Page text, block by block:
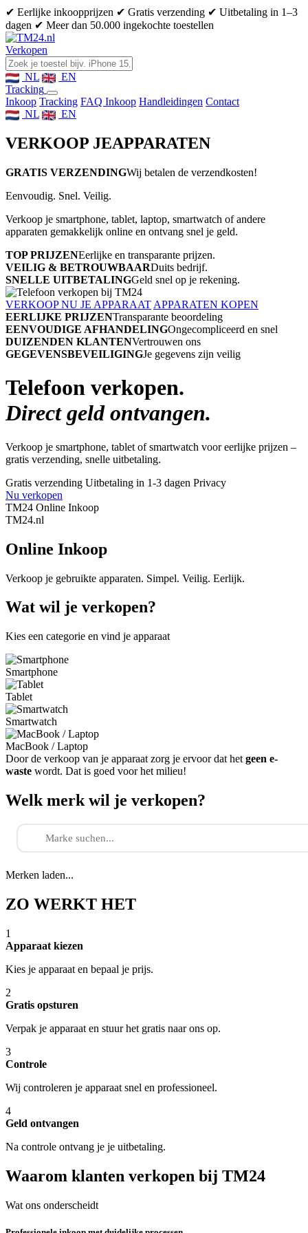
✔ Eerlijke inkoopprijzen ✔ Gratis verzending ✔ Uitbetaling in 1–3
dagen ✔ Meer dan 50.000 ingekochte toestellen
Verkopen
NL
EN
Tracking
Inkoop Tracking FAQ Inkoop Handleidingen Contact
NL
EN
VERKOOP JEAPPARATEN
GRATIS VERZENDINGWij betalen de verzendkosten!
Eenvoudig. Snel. Veilig.
Verkoop je smartphone, tablet, laptop, smartwatch of andere
apparaten gemakkelijk online en ontvang snel je geld.
TOP PRIJZENEerlijke en transparante prijzen.
VEILIG & BETROUWBAARDuits bedrijf.
SNELLE UITBETALINGGeld snel op je rekening.
VERKOOP NU JE APPARAAT APPARATEN KOPEN
EERLIJKE PRIJZENTransparante beoordeling
EENVOUDIGE AFHANDELINGOngecompliceerd en snel
DUIZENDEN KLANTENVertrouwen ons
GEGEVENSBEVEILIGINGJe gegevens zijn veilig
Telefoon verkopen.
Direct geld ontvangen.
Verkoop je smartphone, tablet of smartwatch voor eerlijke prijzen –
gratis verzending, snelle uitbetaling.
Gratis verzending Uitbetaling in 1-3 dagen Privacy
Nu verkopen
TM24 Online Inkoop
TM24.nl
Online Inkoop
Verkoop je gebruikte apparaten. Simpel. Veilig. Eerlijk.
Wat wil je verkopen?
Kies een categorie en vind je apparaat
Smartphone
Tablet
Smartwatch
MacBook / Laptop
Door de verkoop van je apparaat zorg je ervoor dat het geen e-
waste wordt. Dat is goed voor het milieu!
Welk merk wil je verkopen?
Merken laden...
ZO WERKT HET
1
Apparaat kiezen
Kies je apparaat en bepaal je prijs.
2
Gratis opsturen
Verpak je apparaat en stuur het gratis naar ons op.
3
Controle
Wij controleren je apparaat snel en professioneel.
4
Geld ontvangen
Na controle ontvang je je uitbetaling.
Waarom klanten verkopen bij TM24
Wat ons onderscheidt